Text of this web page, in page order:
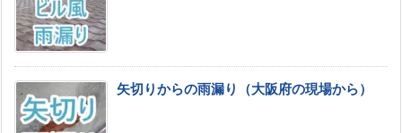
矢切りからの雨漏り（大阪府の現場から）